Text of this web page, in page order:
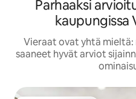
Parhaaksi
kaupungissa
Vieraat ovat yhtä
saaneet hyvät arviot